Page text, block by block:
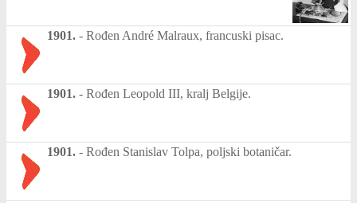
1901. - Rođen André Malraux, francuski pisac.
1901. - Rođen Leopold III, kralj Belgije.
1901. - Rođen Stanislav Tolpa, poljski botaničar.